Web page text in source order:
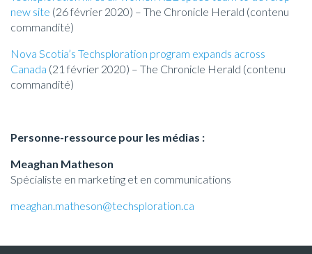
new site (26 février 2020) – The Chronicle Herald (contenu
commandité)
Nova Scotia’s Techsploration program expands across
Canada (21 février 2020) – The Chronicle Herald (contenu
commandité)
Personne-ressource pour les médias :
Meaghan Matheson
Spécialiste en marketing et en communications
meaghan.matheson@techsploration.ca